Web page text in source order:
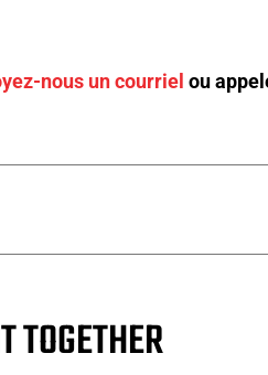
nous un courriel ou
TOGETHER